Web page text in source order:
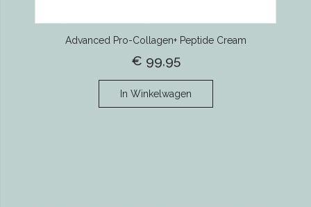
Advanced Pro-Collagen+ Peptide Cream
€ 99,95
In Winkelwagen